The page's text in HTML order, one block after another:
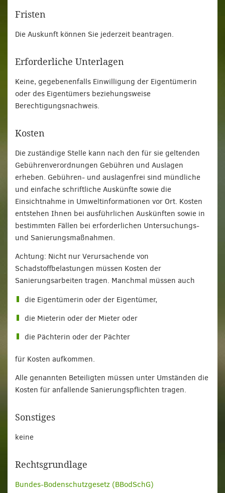
Fristen
Die Auskunft können Sie jederzeit beantragen.
Erforderliche Unterlagen
Keine, gegebenenfalls Einwilligung der Eigentümerin
oder des Eigentümers beziehungsweise
Berechtigungsnachweis.
Kosten
Die zuständige Stelle kann nach den für sie geltenden
Gebührenverordnungen Gebühren und Auslagen
erheben. Gebühren- und auslagenfrei sind mündliche
und einfache schriftliche Auskünfte sowie die
Einsichtnahme in Umweltinformationen vor Ort. Kosten
entstehen Ihnen bei ausführlichen Auskünften sowie in
bestimmten Fällen bei erforderlichen Untersuchungs-
und Sanierungsmaßnahmen.
Achtung: Nicht nur Verursachende von
Schadstoffbelastungen müssen Kosten der
Sanierungsarbeiten tragen. Manchmal müssen auch
die Eigentümerin oder der Eigentümer,
die Mieterin oder der Mieter oder
die Pächterin oder der Pächter
für Kosten aufkommen.
Alle genannten Beteiligten müssen unter Umständen die
Kosten für anfallende Sanierungspflichten tragen.
Sonstiges
keine
Rechtsgrundlage
Bundes-Bodenschutzgesetz (BBodSchG)